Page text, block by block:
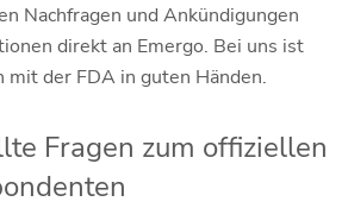
Nachfragen und Ankündigungen
direkt an Emergo. Bei uns ist
mit der FDA in guten Händen.
Fragen zum offiziellen